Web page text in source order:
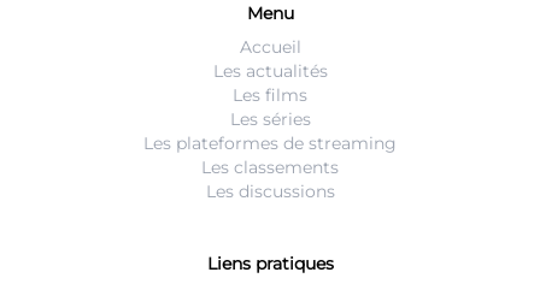
Menu
Accueil
Les actualités
Les films
Les séries
Les plateformes de streaming
Les classements
Les discussions
Liens pratiques